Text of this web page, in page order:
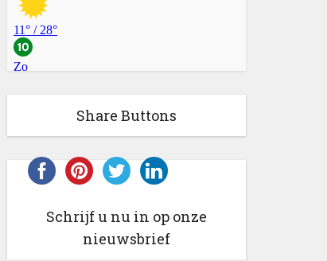
Share Buttons
Schrijf u nu in op onze
nieuwsbrief